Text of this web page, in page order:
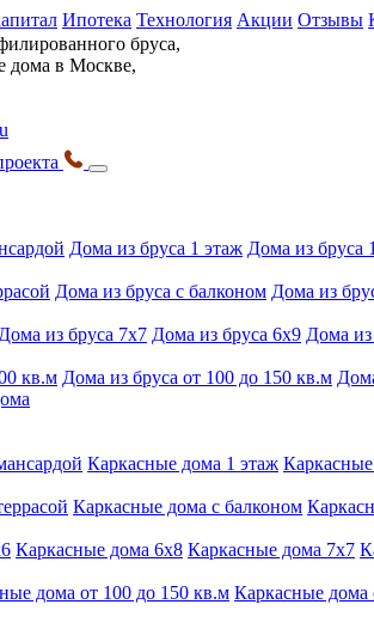
Ипотека Технология Акции Отзывы
бруса,
дома в Москве,
Дома из бруса 1 этаж Дома из бруса
Дома из бруса с балконом Дома из
Дома из бруса 7х7 Дома из бруса 6х9 Дома из
кв.м Дома из бруса от 100 до 150 кв.м
Каркасные дома 1 этаж
Каркасные дома с балконом
Каркасные дома 6x8 Каркасные дома 7x7
дома от 100 до 150 кв.м Каркасные дома